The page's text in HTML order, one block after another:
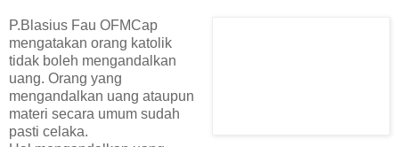
P.Blasius Fau OFMCap
mengatakan orang katolik
tidak boleh mengandalkan
uang. Orang yang
mengandalkan uang ataupun
materi secara umum sudah
pasti celaka.